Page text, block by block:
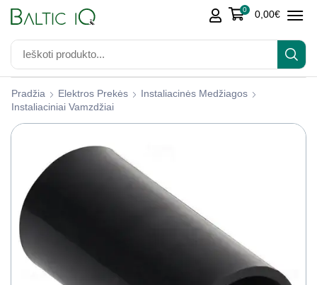
0 0,00€
Pradžia Elektros Prekės
Instaliacinės Medžiagos
Instaliaciniai Vamzdžiai